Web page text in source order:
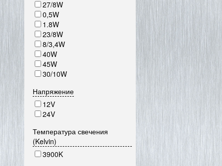
27/8W
0,5W
1.8W
23/8W
8/3,4W
40W
45W
30/10W
Напряжение
12V
24V
Температура свечения
(Kelvin)
3900K